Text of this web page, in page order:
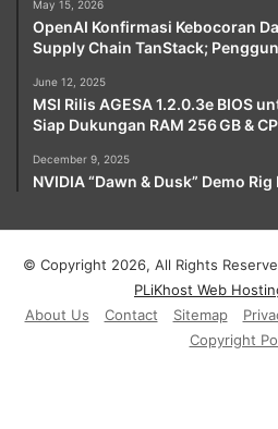
May 15, 2026
OpenAI Konfirmasi Kebocoran
Supply Chain TanStack;
June 12, 2025
MSI Rilis AGESA 1.2.0.3e BIOS
Siap Dukungan RAM 256 GB &
December 9, 2025
NVIDIA “Dawn & Dusk” Demo
© Copyright 2026, All Rights
PLiKhost Web
About Us
Contact Sitemap
Copyright